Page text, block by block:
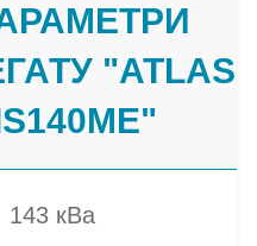
"ATLAS
143 кВа